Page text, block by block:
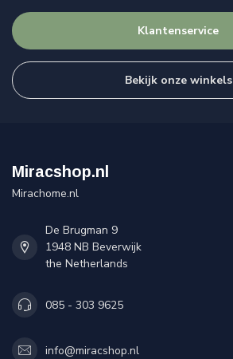
Klantenservice
Bekijk onze winkels
Miracshop.nl
Mirachome.nl
De Brugman 9
1948 NB Beverwijk
the Netherlands
085 - 303 9625
info@miracshop.nl